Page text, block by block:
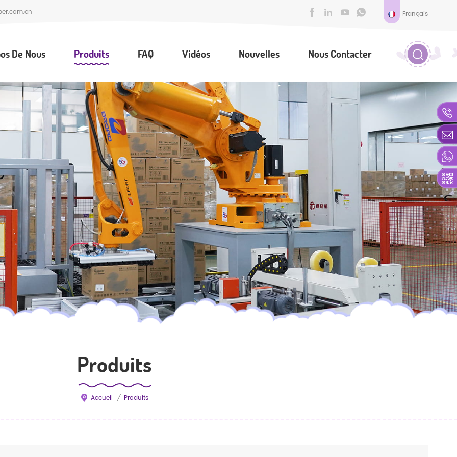
Français
De Nous Produits FAQ Vidéos Nouvelles Nous Contacter
Produits
Accueil / Produits